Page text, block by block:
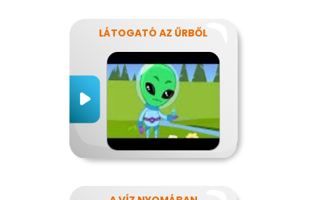
LÁTOGATÓ AZ ŰRBŐL